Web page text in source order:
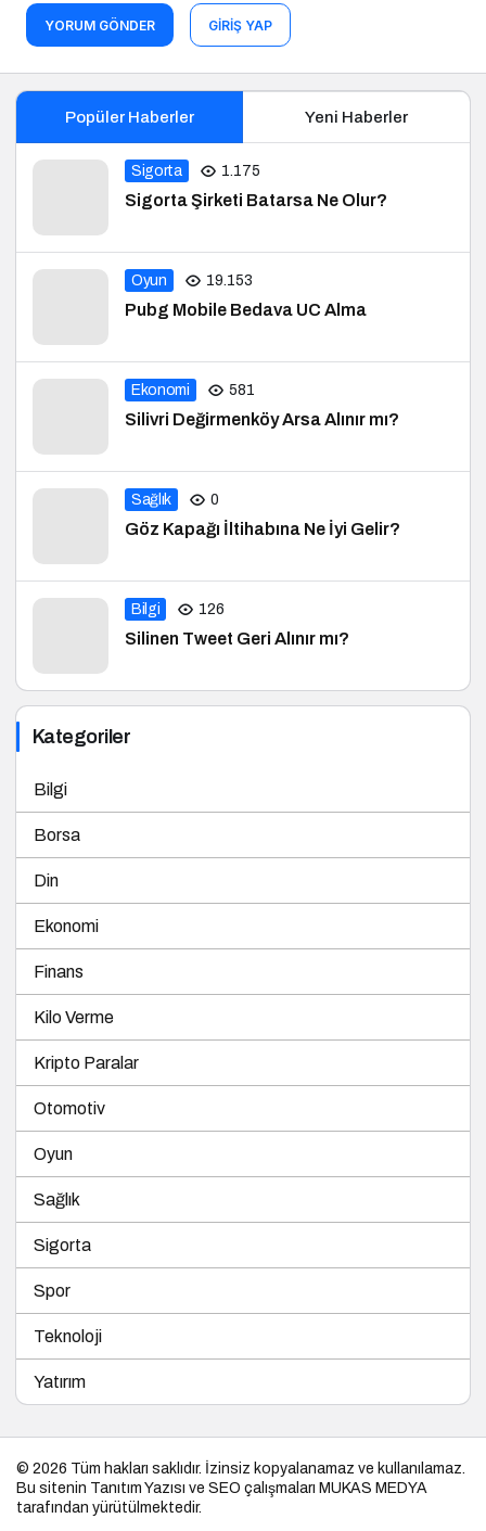
YORUM GÖNDER GIRIŞ YAP
Popüler Haberler Yeni Haberler
Sigorta 1.175
Sigorta Şirketi Batarsa Ne Olur?
Oyun 19.153
Pubg Mobile Bedava UC Alma
Ekonomi 581
Silivri Değirmenköy Arsa Alınır mı?
Sağlık 0
Göz Kapağı İltihabına Ne İyi Gelir?
Bilgi 126
Silinen Tweet Geri Alınır mı?
Kategoriler
Bilgi
Borsa
Din
Ekonomi
Finans
Kilo Verme
Kripto Paralar
Otomotiv
Oyun
Sağlık
Sigorta
Spor
Teknoloji
Yatırım
© 2026 Tüm hakları saklıdır. İzinsiz kopyalanamaz ve kullanılamaz.
Bu sitenin Tanıtım Yazısı ve SEO çalışmaları MUKAS MEDYA
tarafından yürütülmektedir.